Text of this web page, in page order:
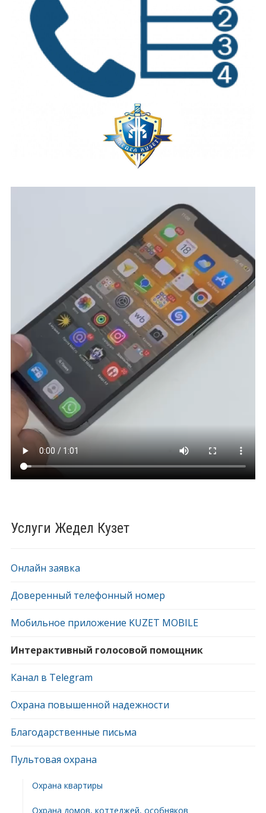
Услуги Жедел Кузет
Онлайн заявка
Доверенный телефонный номер
Мобильное приложение KUZET MOBILE
Интерактивный голосовой помощник
Канал в Telegram
Охрана повышенной надежности
Благодарственные письма
Пультовая охрана
Охрана квартиры
Охрана домов, коттеджей, особняков